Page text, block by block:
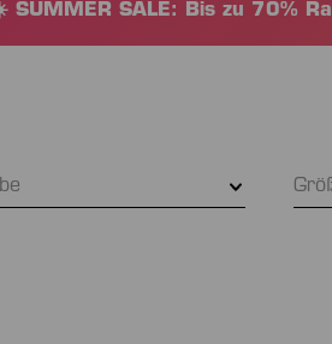
SUMMER SALE: Bis zu 70%